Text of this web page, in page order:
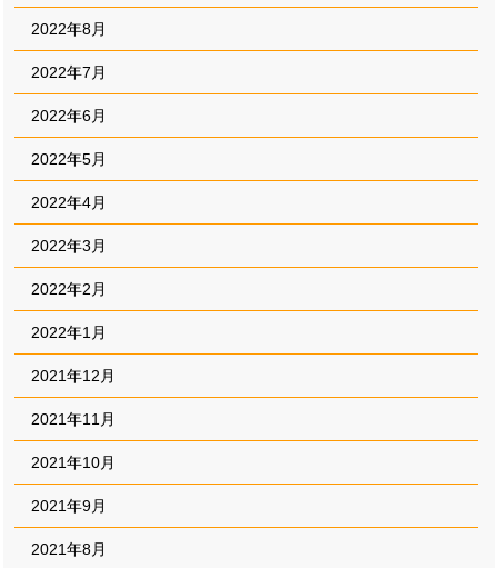
2022年8月
2022年7月
2022年6月
2022年5月
2022年4月
2022年3月
2022年2月
2022年1月
2021年12月
2021年11月
2021年10月
2021年9月
2021年8月